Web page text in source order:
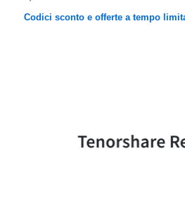
Codici sconto e offerte a tempo